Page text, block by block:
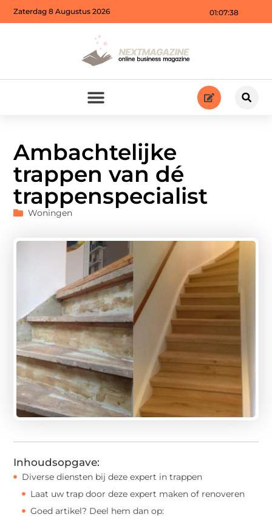
01:07:39
Zaterdag 8 Augustus 2026
Ambachtelijke
trappen van dé
trappenspecialist
Woningen
Inhoudsopgave:
Diverse diensten bij deze expert in trappen
Laat uw trap door deze expert maken of renoveren
Goed artikel? Deel hem dan op: